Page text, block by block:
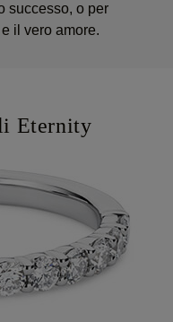
successo, o per
il vero amore.
Eternity